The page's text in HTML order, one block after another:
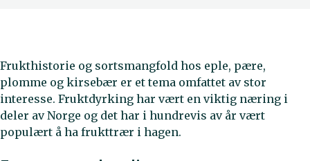
Frukthistorie og sortsmangfold hos eple, pære,
plomme og kirsebær er et tema omfattet av stor
interesse. Fruktdyrking har vært en viktig næring i
deler av Norge og det har i hundrevis av år vært
populært å ha frukttrær i hagen.